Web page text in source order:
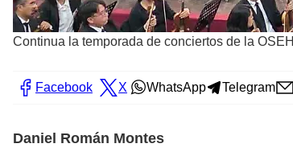
Continua la temporada de conciertos de la OSEH
Facebook X WhatsApp Telegram
Daniel Román Montes